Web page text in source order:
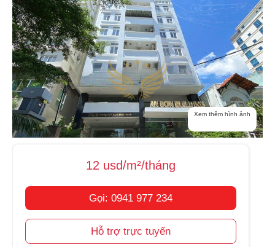
Xem thêm hình ảnh
12 usd/m²/tháng
Gọi: 0941 977 234
Hỗ trợ trực tuyến